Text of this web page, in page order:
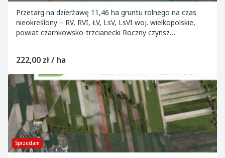
Przetarg na dzierżawę 11,46 ha gruntu rolnego na czas
nieokreślony – RV, RVI, ŁV, LsV, LsVI woj. wielkopolskie,
powiat czarnkowsko-trzcianecki Roczny czynsz
222,00 zł / ha
Sprzedam